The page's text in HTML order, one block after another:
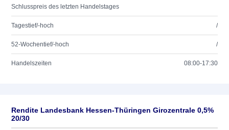
Schlusspreis des letzten Handelstages
Tagestief/-hoch /
52-Wochentief/-hoch /
Handelszeiten 08:00-17:30
Rendite Landesbank Hessen-Thüringen Girozentrale 0,5%
20/30